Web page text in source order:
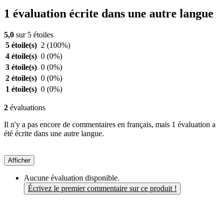
1 évaluation écrite dans une autre langue
5,0 sur 5 étoiles
5 étoile(s) 2 (100%)
4 étoile(s) 0 (0%)
3 étoile(s) 0 (0%)
2 étoile(s) 0 (0%)
1 étoile(s) 0 (0%)
2 évaluations
Il n'y a pas encore de commentaires en français, mais 1 évaluation a
été écrite dans une autre langue.
Afficher
Aucune évaluation disponible.
Écrivez le premier commentaire sur ce produit !